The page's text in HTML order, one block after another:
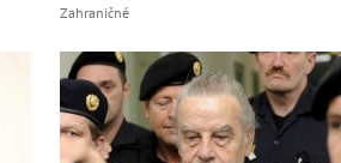
Zahraničné